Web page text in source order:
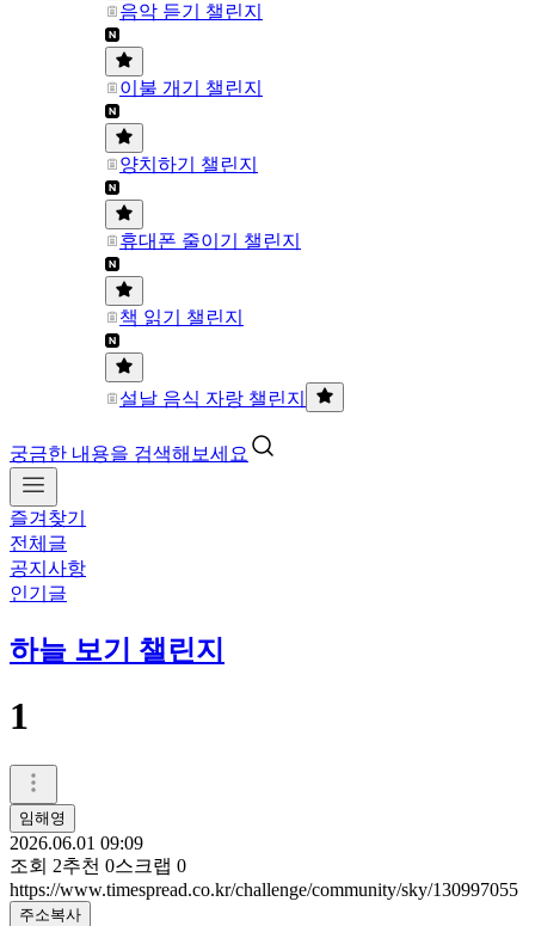
음악 듣기 챌린지
이불 개기 챌린지
양치하기 챌린지
휴대폰 줄이기 챌린지
책 읽기 챌린지
설날 음식 자랑 챌린지
궁금한 내용을 검색해보세요
즐겨찾기
전체글
공지사항
인기글
하늘 보기 챌린지
1
임해영
2026.06.01 09:09
조회 2추천 0스크랩 0
https://www.timespread.co.kr/challenge/community/sky/130997055
주소복사